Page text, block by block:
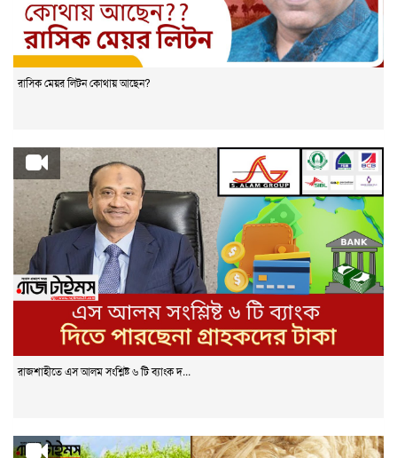
রাসিক মেয়র লিটন কোথায় আছেন?
রাজশাহীতে এস আলম সংশ্লিষ্ট ৬ টি ব্যাংক দ...